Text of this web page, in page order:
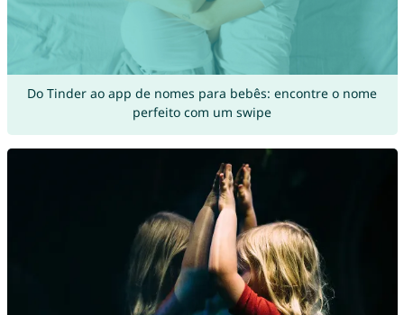
Do Tinder ao app de nomes para bebês: encontre o nome
perfeito com um swipe